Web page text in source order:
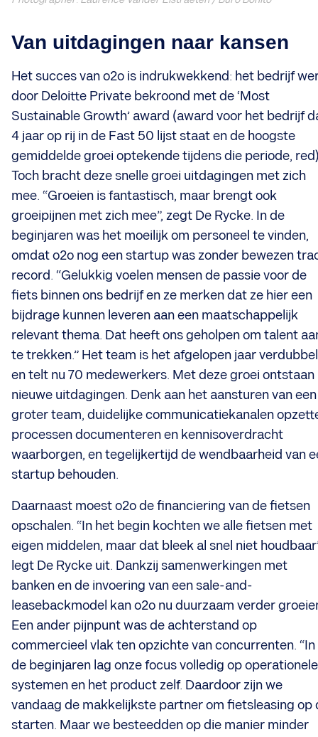
Van uitdagingen naar kansen
Het succes van o2o is indrukwekkend: het bedrijf
door Deloitte Private bekroond met de ‘Most
Sustainable Growth’ award (award voor het bedrijf
4 jaar op rij in de Fast 50 lijst staat en de hoogste
gemiddelde groei optekende tijdens die periode,
Toch bracht deze snelle groei uitdagingen met zich
mee. “Groeien is fantastisch, maar brengt ook
groeipijnen met zich mee”, zegt De Rycke. In de
beginjaren was het moeilijk om personeel te vinden,
omdat o2o nog een startup was zonder bewezen
record. “Gelukkig voelen mensen de passie voor de
fiets binnen ons bedrijf en ze merken dat ze hier een
bijdrage kunnen leveren aan een maatschappelijk
relevant thema. Dat heeft ons geholpen om talent
te trekken.” Het team is het afgelopen jaar
en telt nu 70 medewerkers. Met deze groei ontstaan
nieuwe uitdagingen. Denk aan het aansturen van een
groter team, duidelijke communicatiekanalen
processen documenteren en kennisoverdracht
waarborgen, en tegelijkertijd de wendbaarheid van
startup behouden.
Daarnaast moest o2o de financiering van de fietsen
opschalen. “In het begin kochten we alle fietsen met
eigen middelen, maar dat bleek al snel niet
legt De Rycke uit. Dankzij samenwerkingen met
banken en de invoering van een sale-and-
leasebackmodel kan o2o nu duurzaam verder
Een ander pijnpunt was de achterstand op
commercieel vlak ten opzichte van concurrenten. “In
de beginjaren lag onze focus volledig op operationele
systemen en het product zelf. Daardoor zijn we
vandaag de makkelijkste partner om fietsleasing op
starten. Maar we besteedden op die manier minder